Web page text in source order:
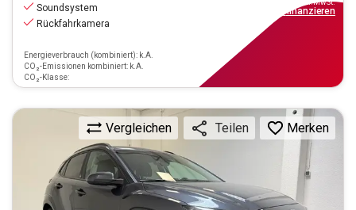
Soundsystem
Rückfahrkamera
Energieverbrauch (kombiniert): k.A.
CO₂-Emissionen kombiniert: k.A.
CO₂-Klasse:
inkl.MwSt.
finanzieren
Vergleichen Teilen Merken